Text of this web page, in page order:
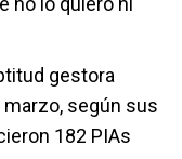
gestora
según sus
182 PIAs